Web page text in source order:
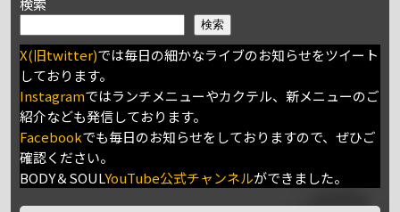
検索
X(旧twitter)では毎日の細かなライブのお知らせをツイート
しております。
Instagramではランチメニューやカクテル、新メニューのご
紹介なども発信しております。
Facebookでも毎日のお知らせをしておりますので、ぜひご
確認ください。
BODY＆SOULYouTube公式チャンネルができました。